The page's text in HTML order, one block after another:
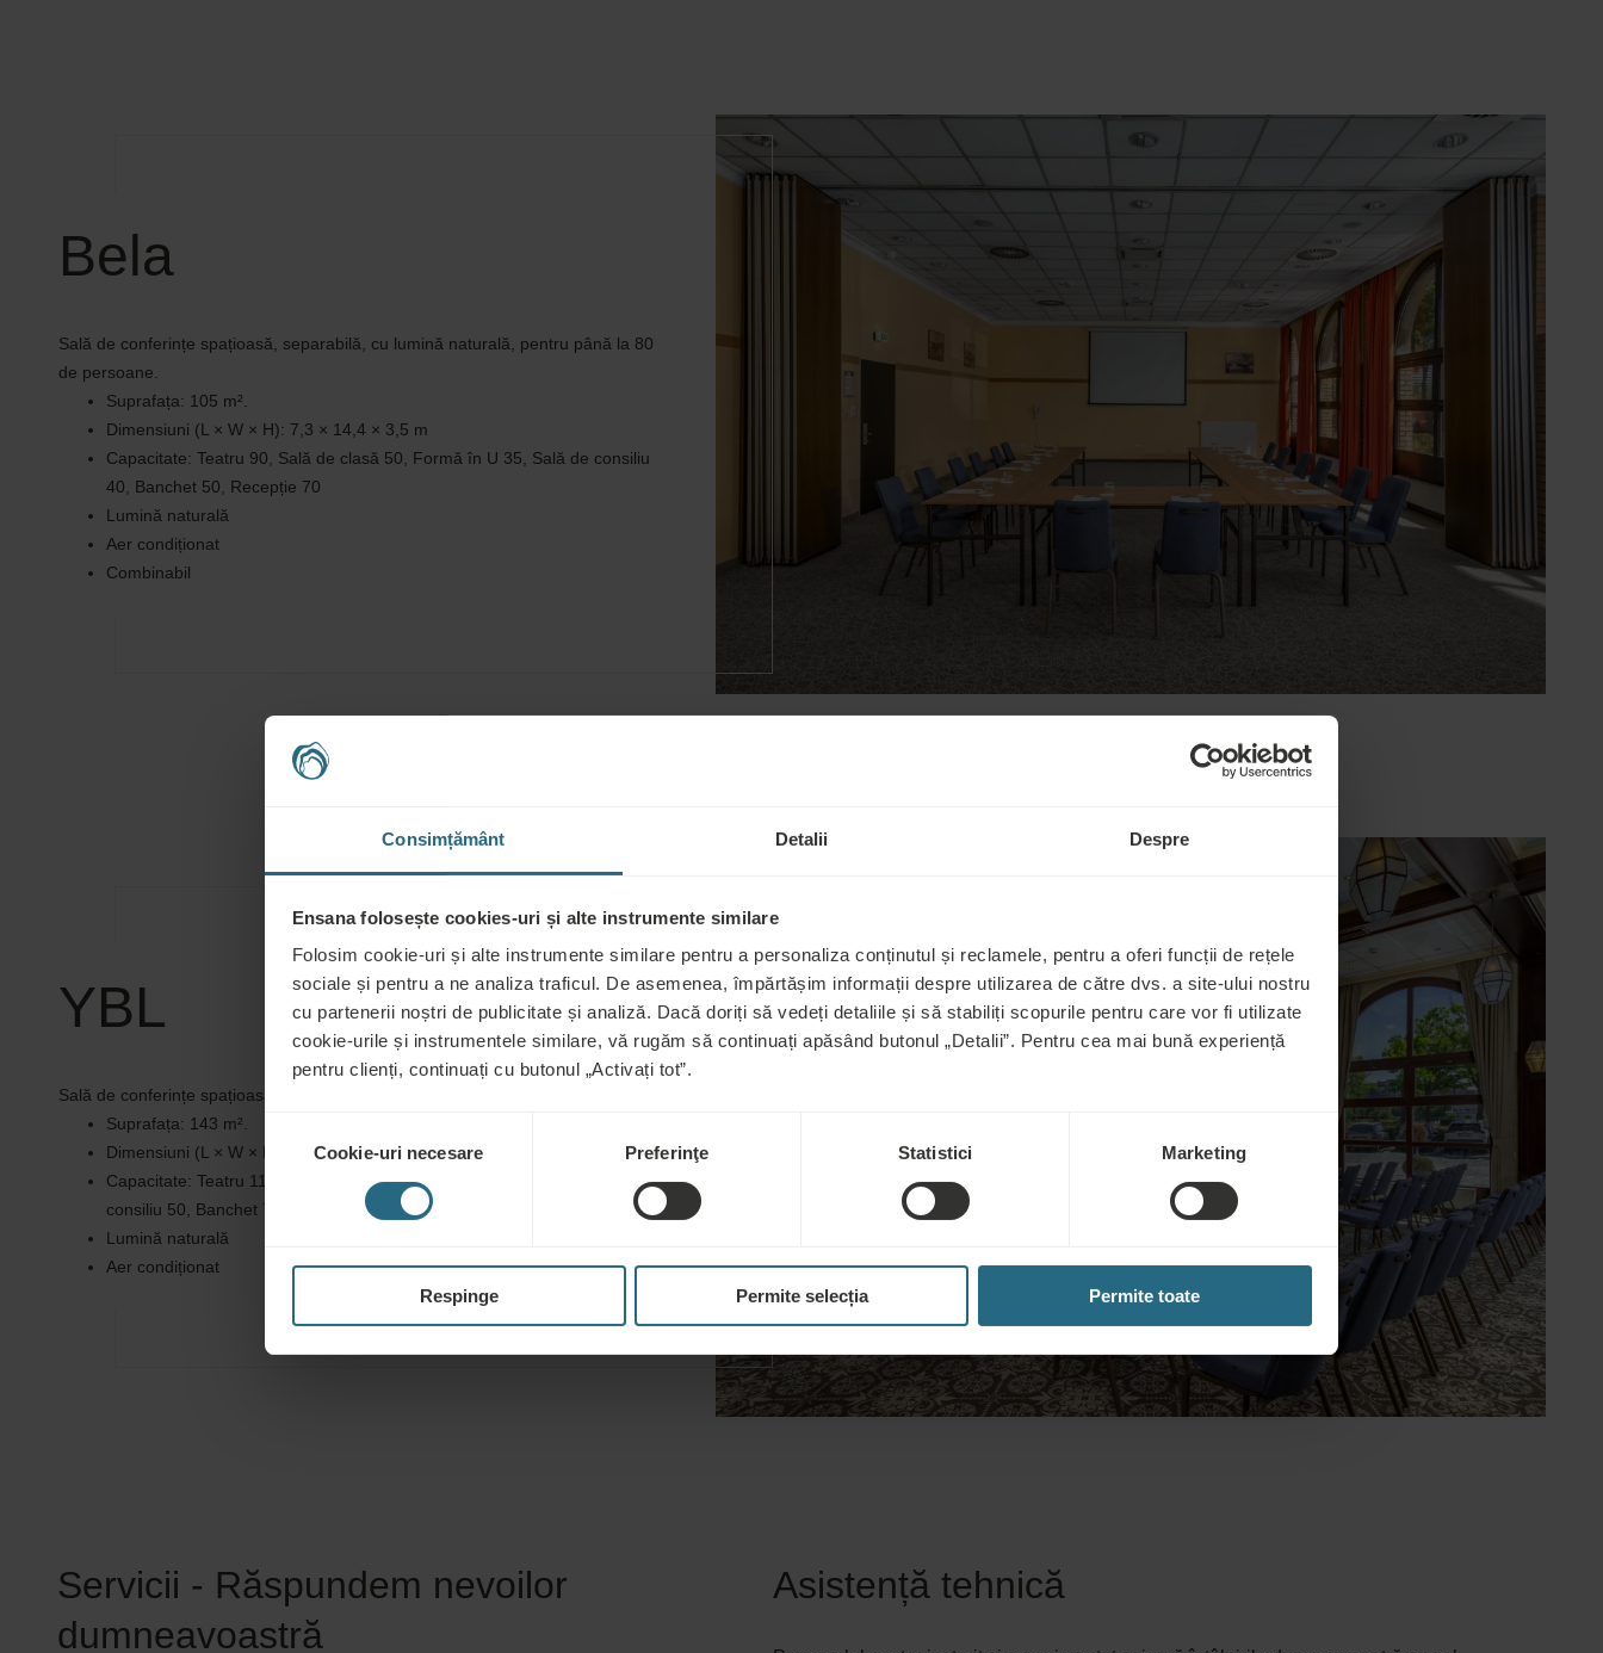
Consimțământ Detalii Despre
Ensana folosește cookies-uri și alte instrumente similare
Folosim cookie-uri și alte instrumente similare pentru a personaliza conținutul și reclamele, pentru a oferi funcții de rețele
sociale și pentru a ne analiza traficul. De asemenea, împărtășim informații despre utilizarea de către dvs. a site-ului nostru
cu partenerii noștri de publicitate și analiză. Dacă doriți să vedeți detaliile și să stabiliți scopurile pentru care vor fi utilizate
cookie-urile și instrumentele similare, vă rugăm să continuați apăsând butonul „Detalii”. Pentru cea mai bună experiență
pentru clienți, continuați cu butonul „Activați tot”.
consimțământului
Cookie-uri necesare Preferinţe Statistici Marketing
Respinge Permite selecția Permite toate
Bela
Sală de conferințe spațioasă, separabilă, cu lumină naturală, pentru până la 80
de persoane.
Suprafața: 105 m².
Dimensiuni (L × W × H): 7,3 × 14,4 × 3,5 m
Capacitate: Teatru 90, Sală de clasă 50, Formă în U 35, Sală de consiliu
40, Banchet 50, Recepție 70
Lumină naturală
Aer condiționat
Combinabil
YBL
Sală de conferințe spațioasă, cu lumină naturală, pentru până la 110 persoane.
Suprafața: 143 m².
Dimensiuni (L × W × H): 8,9 × 16,0 × 38,0 m
Capacitate: Teatru 110, Sală de clasă 70, Formă în U 40, Sală de
consiliu 50, Banchet 70, Recepție 100
Lumină naturală
Aer condiționat
Servicii - Răspundem nevoilor
dumneavoastră
Asistență tehnică